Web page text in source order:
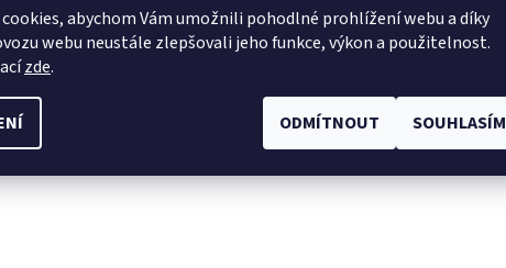
abychom Vám umožnili pohodlné prohlížení webu a díky
webu neustále zlepšovali jeho funkce, výkon a použitelnost.
zde.
ODMÍTNOUT SOUHLASÍM